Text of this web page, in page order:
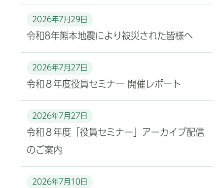
令和8年熊本地震により被災された皆様へ
2026年7月29日
令和８年度役員セミナー 開催レポート
2026年7月27日
令和８年度「役員セミナー」アーカイブ配信
のご案内
2026年7月27日
2026年7月10日